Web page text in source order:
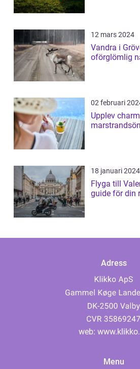
12 mars 2024
Vandra i
oförglömlig
02 februari
Upplev
marstrandsön
18 januari 2024
Flyga till
guide för din
Adress
web:
Menu